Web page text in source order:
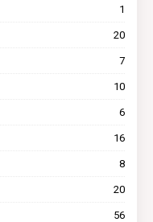
1
20
7
10
6
16
8
20
56